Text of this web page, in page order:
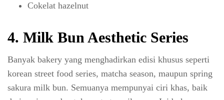
Cokelat hazelnut
4. Milk Bun Aesthetic Series
Banyak bakery yang menghadirkan edisi khusus seperti
korean street food series, matcha season, maupun spring
sakura milk bun. Semuanya mempunyai ciri khas, baik